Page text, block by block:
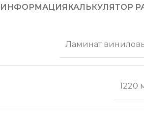
ИНФОРМАЦИЯ КАЛЬКУЛЯТОР
Ламинат
1220